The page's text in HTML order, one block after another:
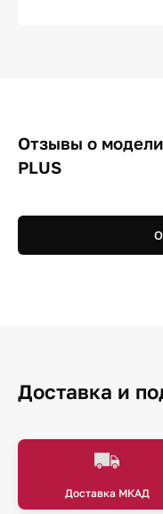
Отзывы о модели
PLUS
Доставка и
Доставка МКАД